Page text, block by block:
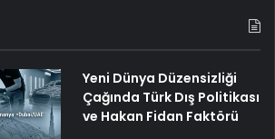
Yeni Dünya Düzensizliği
Çağında Türk Dış Politikası
ve Hakan Fidan Faktörü